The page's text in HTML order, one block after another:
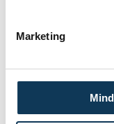
Marketing